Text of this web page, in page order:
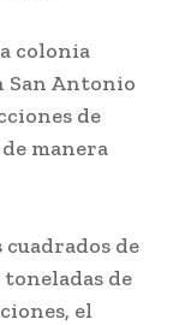
colonia
San Antonio
de
manera
de
de
el